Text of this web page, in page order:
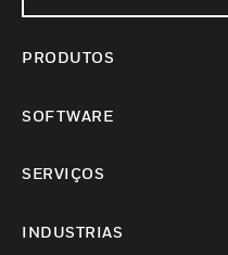
PRODUTOS
SOFTWARE
SERVIÇOS
INDUSTRIAS